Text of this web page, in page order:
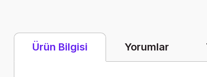
Ürün Bilgisi Yorumlar